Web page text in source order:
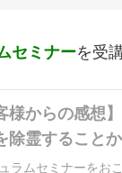
セミナーを受
様からの感想
除霊すること
ラムセミナーをお